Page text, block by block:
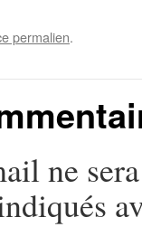
permalien.
ne